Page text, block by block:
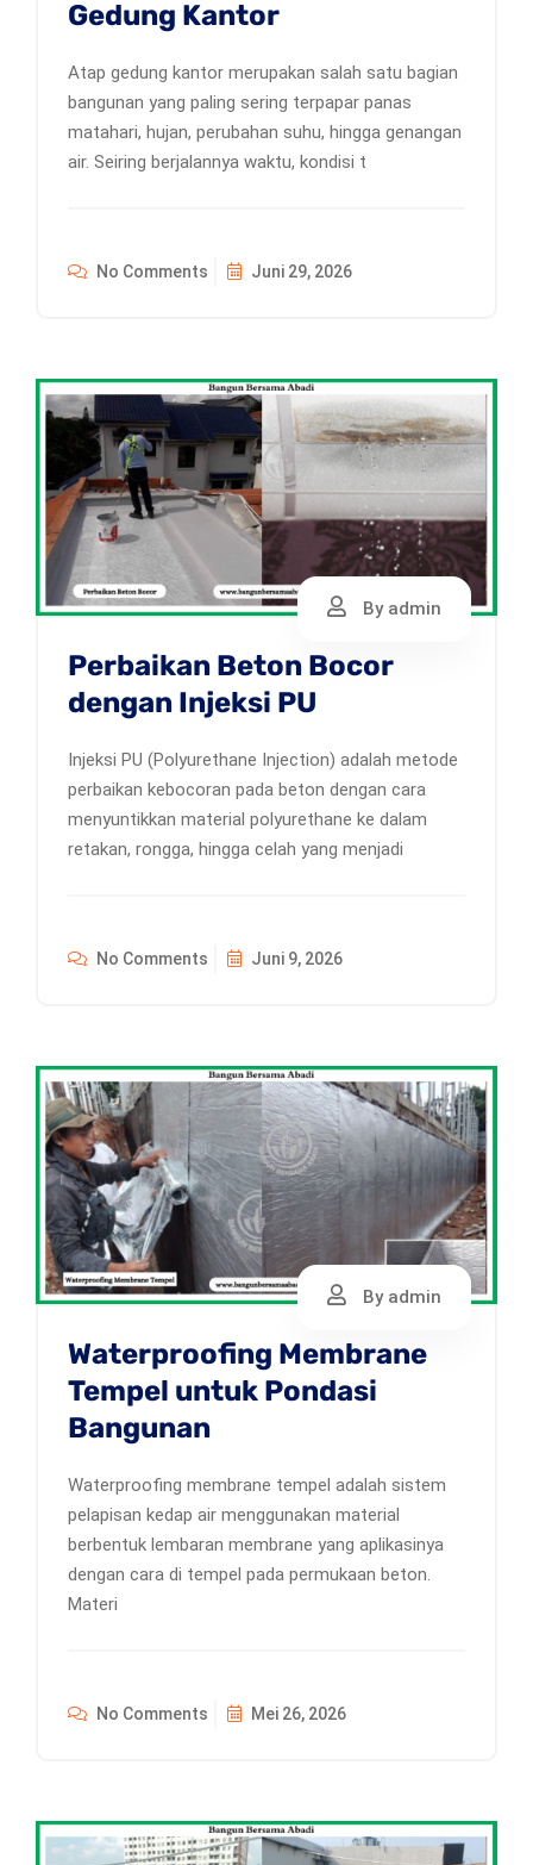
Gedung Kantor
Atap gedung kantor merupakan salah satu bagian
bangunan yang paling sering terpapar panas
matahari, hujan, perubahan suhu, hingga genangan
air. Seiring berjalannya waktu, kondisi t
No Comments Juni 29, 2026
By admin
Perbaikan Beton Bocor
dengan Injeksi PU
Injeksi PU (Polyurethane Injection) adalah metode
perbaikan kebocoran pada beton dengan cara
menyuntikkan material polyurethane ke dalam
retakan, rongga, hingga celah yang menjadi
No Comments Juni 9, 2026
By admin
Waterproofing Membrane
Tempel untuk Pondasi
Bangunan
Waterproofing membrane tempel adalah sistem
pelapisan kedap air menggunakan material
berbentuk lembaran membrane yang aplikasinya
dengan cara di tempel pada permukaan beton.
Materi
No Comments Mei 26, 2026